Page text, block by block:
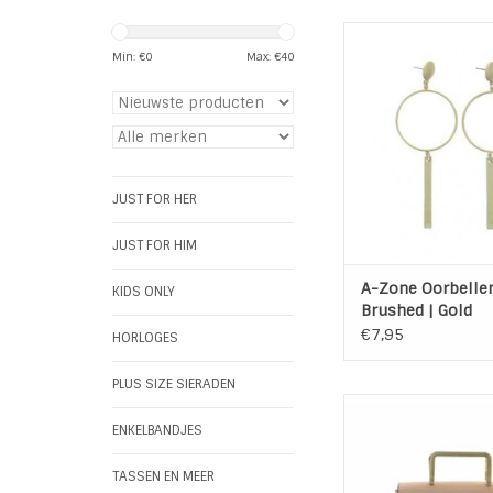
Min: €0 Max: €40
JUST FOR HER
JUST FOR HIM
KIDS ONLY
HORLOGES
PLUS SIZE SIERADEN
ENKELBANDJES
TASSEN EN MEER
in mat brushed
TOEVOEGEN AAN
A-Zone
Brushed | Gold
€7,95
Materiaal: 100%
Maat: 19cm x 5cm